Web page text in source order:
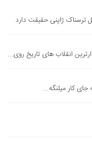
ترسناک ژاپنی حقیقت دارد
انقلاب های تاریخ روی...
کار میلنگه...